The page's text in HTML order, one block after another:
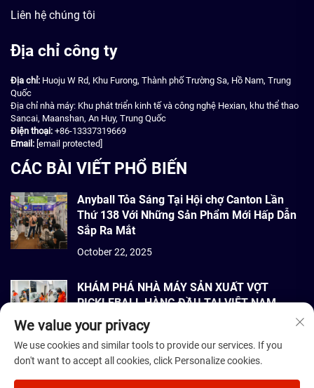
Liên hệ chúng tôi
Địa chỉ công ty
Địa chỉ: Huoju W Rd, Khu Furong, Thành phố Trường Sa, Hồ Nam, Trung
Quốc
Địa chỉ nhà máy: Khu phát triển kinh tế và công nghệ Hexian, khu thể thao
Sancai, Maanshan, An Huy, Trung Quốc
Điện thoại: +86-13337319669
Email: [email protected]
CÁC BÀI VIẾT PHỔ BIẾN
Anyball Tỏa Sáng Tại Hội chợ Canton Lần
Thứ 138 Với Những Sản Phẩm Mới Hấp Dẫn
Sắp Ra Mắt
October 22, 2025
KHÁM PHÁ NHÀ MÁY SẢN XUẤT VỢT
PICKLEBALL HÀNG ĐẦU TẠI VIỆT NAM
September 22, 2025
Bản quyền © 2026 Dmantis Sports Goods Co., Ltd. Bắc Kinh Bảo lưu mọi
quyền. - Chính sách bảo mật
We value your privacy
We use cookies and similar tools to provide our services. If you
don't want to accept all cookies, click Personalize cookies.